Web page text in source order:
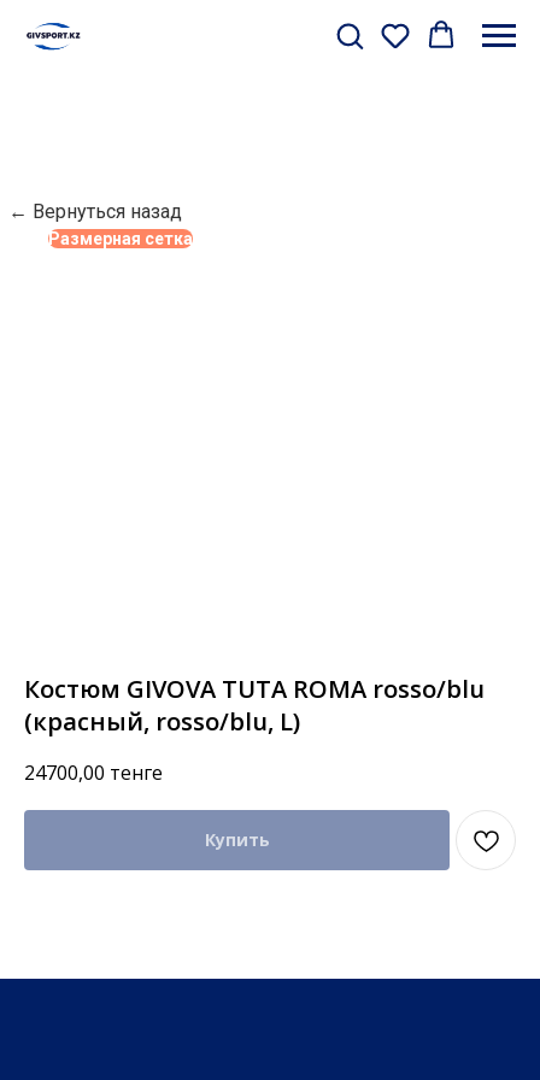
← Вернуться назад
Размерная сетка
Костюм GIVOVA TUTA ROMA rosso/blu
(красный, rosso/blu, L)
24700,00 тенге
Купить